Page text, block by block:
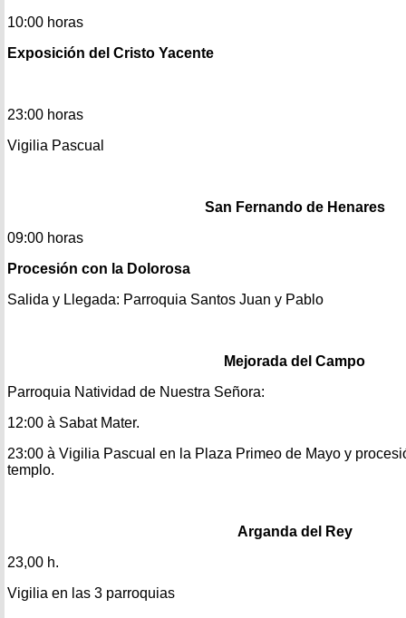
10:00 horas
Exposición del Cristo Yacente
23:00 horas
Vigilia Pascual
San Fernando de Henares
09:00 horas
Procesión con la Dolorosa
Salida y Llegada: Parroquia Santos Juan y Pablo
Mejorada del Campo
Parroquia Natividad de Nuestra Señora:
12:00 à Sabat Mater.
23:00 à Vigilia Pascual en la Plaza Primeo de Mayo y
templo.
Arganda del Rey
23,00 h.
Vigilia en las 3 parroquias